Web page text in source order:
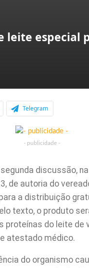
leite especial
Telegram
- publicidade -
discussão,
de autoria do
a distribuição
texto, o produto
do leite de
atestado médico.
do organismo